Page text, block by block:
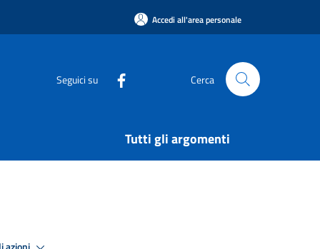
Accedi all'area personale
Seguici su Cerca
Tutti gli argomenti